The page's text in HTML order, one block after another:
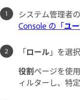
システム管理者
Console の「ユ
「ロール」を選
役割ページを使
ィルターし、特